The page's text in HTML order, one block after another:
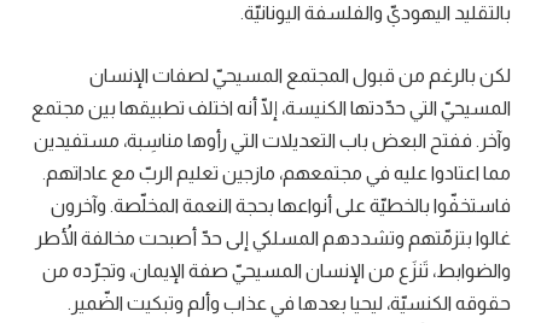
بالتقليد اليهوديّ والفلسفة اليونانيّة.
لكن بالرغم من قبول المجتمع المسيحيّ لصفات الإنسان
المسيحيّ التي حدّدتها الكنيسة، إلّا أنه اختلف تطبيقها بين مجتمع
وآخر. ففتح البعض باب التعديلات التي رأوها مناسِبة، مستفيدين
مما اعتادوا عليه في مجتمعهم، مازجين تعليم الربّ مع عاداتهم.
فاستخفّوا بالخطيّة على أنواعها بحجة النعمة المخلّصة. وآخرون
غالوا بتزمّتهم وتشددهم المسلكي إلى حدّ أصبحت مخالفة الأُطر
والضوابط، تَنزَع من الإنسان المسيحيّ صفة الإيمان، وتجرّده من
حقوقه الكنسيّة، ليحيا بعدها في عذاب وألم وتبكيت الضّمير.